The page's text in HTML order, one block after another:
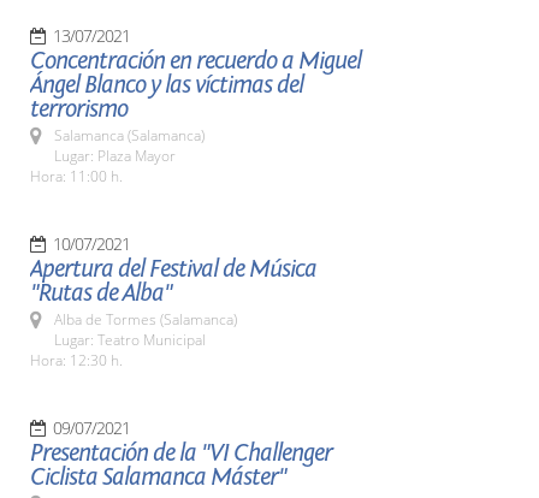
13/07/2021
Concentración en recuerdo a Miguel
Ángel Blanco y las víctimas del
terrorismo
Salamanca (Salamanca)
Lugar: Plaza Mayor
Hora: 11:00 h.
10/07/2021
Apertura del Festival de Música
"Rutas de Alba"
Alba de Tormes (Salamanca)
Lugar: Teatro Municipal
Hora: 12:30 h.
09/07/2021
Presentación de la "VI Challenger
Ciclista Salamanca Máster"